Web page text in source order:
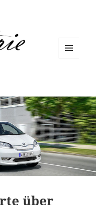
über